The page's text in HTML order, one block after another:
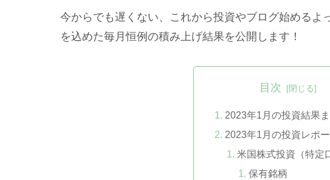
今からでも遅くない、これから投資やブログ始めるよ
を込めた毎月恒例の積み上げ結果を公開します！
目次
2023年1月の投資結果
2023年1月の投資レポー
米国株式投資（特定
保有銘柄